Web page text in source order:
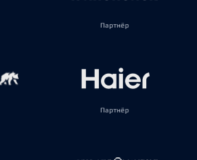
Партнёр
Партнёр